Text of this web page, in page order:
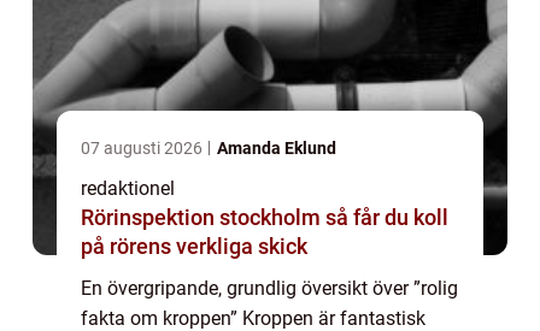
07 augusti 2026 Amanda Eklund
redaktionel
Rörinspektion stockholm så får du koll
på rörens verkliga skick
En övergripande, grundlig översikt över ”rolig
fakta om kroppen” Kroppen är fantastisk